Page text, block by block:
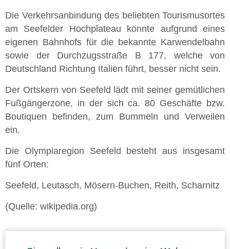
Die Verkehrsanbindung des beliebten Tourismusortes
am Seefelder Hochplateau könnte aufgrund eines
eigenen Bahnhofs für die bekannte Karwendelbahn
sowie der Durchzugsstraße B 177, welche von
Deutschland Richtung Italien führt, besser nicht sein.
Der Ortskern von Seefeld lädt mit seiner gemütlichen
Fußgängerzone, in der sich ca. 80 Geschäfte bzw.
Boutiquen befinden, zum Bummeln und Verweilen
ein.
Die Olympiaregion Seefeld besteht aus insgesamt
fünf Orten:
Seefeld, Leutasch, Mösern-Buchen, Reith, Scharnitz
(Quelle: wikipedia.org)